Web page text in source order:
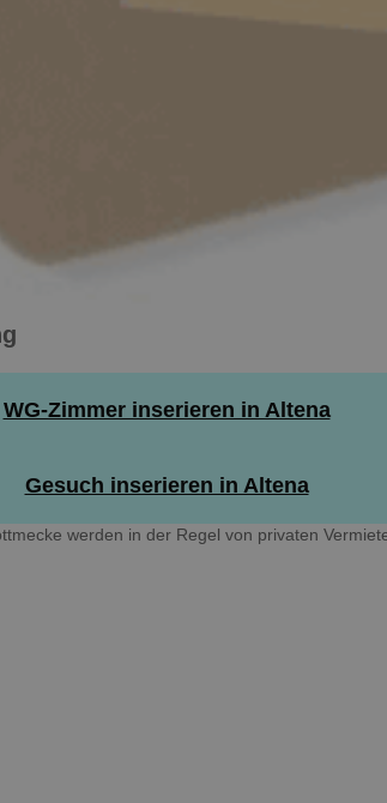
WG-Zimmer inserieren in Altena
Gesuch inserieren in Altena
werden in der Regel von privaten